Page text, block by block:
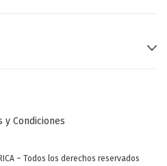
y Condiciones
– Todos los derechos reservados